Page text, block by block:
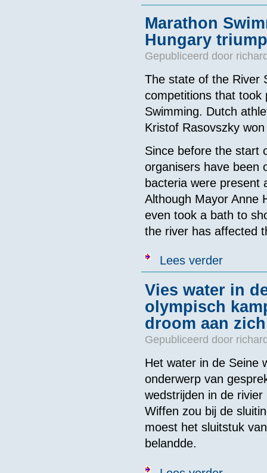
Marathon
Hungary
Gepubliceerd door
The state of the River
competitions that took
Swimming. Dutch
Kristof Rasovszky
Since before the start
organisers have been
bacteria were present
Although Mayor Anne
even took a bath to
the river has affected
Lees verderover
Vies water in
olympisch
droom aan
Gepubliceerd door
Het water in de Seine
onderwerp van
wedstrijden in de
Wiffen zou bij de
moest het sluitstuk
belandde.
over Vies